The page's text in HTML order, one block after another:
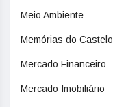
Meio Ambiente
Memórias do Castelo
Mercado Financeiro
Mercado Imobiliário